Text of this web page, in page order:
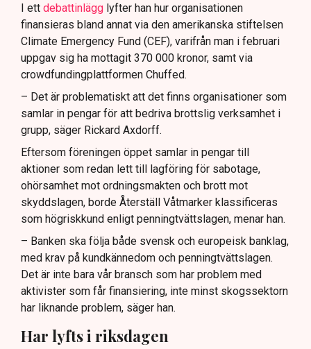
I ett debattinlägg lyfter han hur organisationen
finansieras bland annat via den amerikanska stiftelsen
Climate Emergency Fund (CEF), varifrån man i februari
uppgav sig ha mottagit 370 000 kronor, samt via
crowdfundingplattformen Chuffed.
– Det är problematiskt att det finns organisationer som
samlar in pengar för att bedriva brottslig verksamhet i
grupp, säger Rickard Axdorff.
Eftersom föreningen öppet samlar in pengar till
aktioner som redan lett till lagföring för sabotage,
ohörsamhet mot ordningsmakten och brott mot
skyddslagen, borde Återställ Våtmarker klassificeras
som högriskkund enligt penningtvättslagen, menar han.
– Banken ska följa både svensk och europeisk banklag,
med krav på kundkännedom och penningtvättslagen.
Det är inte bara vår bransch som har problem med
aktivister som får finansiering, inte minst skogssektorn
har liknande problem, säger han.
Har lyfts i riksdagen